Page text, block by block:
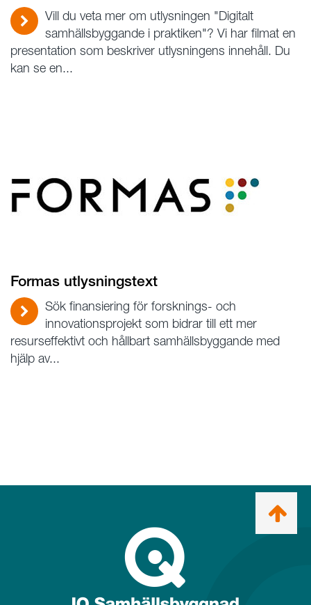
Vill du veta mer om utlysningen "Digitalt
samhällsbyggande i praktiken"? Vi har filmat en
presentation som beskriver utlysningens innehåll. Du
kan se en...
Formas utlysningstext
Sök finansiering för forsknings- och
innovationsprojekt som bidrar till ett mer
resurseffektivt och hållbart samhällsbyggande med
hjälp av...
mig